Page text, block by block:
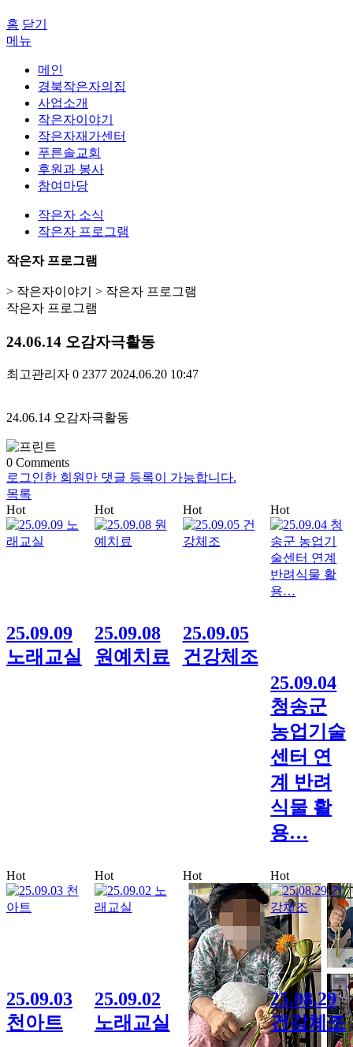
홈 닫기
메뉴
메인
경북작은자의집
사업소개
작은자이야기
작은자재가센터
푸른솔교회
후원과 봉사
참여마당
작은자 소식
작은자 프로그램
작은자 프로그램
> 작은자이야기 > 작은자 프로그램
작은자 프로그램
24.06.14 오감자극활동
최고관리자 0 2377 2024.06.20 10:47
24.06.14 오감자극활동
0 Comments
로그인한 회원만 댓글 등록이 가능합니다.
목록
Hot
25.09.09
노래교실
Hot
25.09.08
원예치료
Hot
25.09.05
건강체조
Hot
25.09.04
청송군
농업기술
센터 연
계 반려
식물 활
용…
Hot
25.09.03
천아트
Hot
25.09.02
노래교실
Hot Hot
25.08.29
건강체조